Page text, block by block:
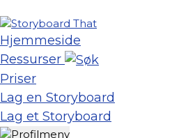
Hjemmeside
Ressurser
Priser
Lag en Storyboard
Lag et Storyboard